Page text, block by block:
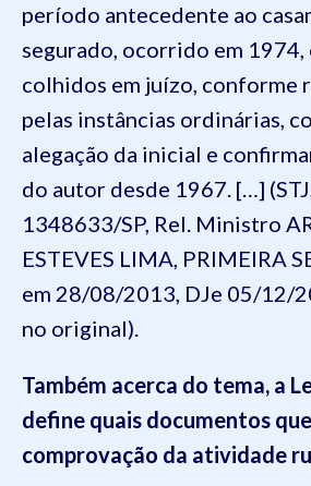
período antecedente ao
segurado, ocorrido em 1974,
colhidos em juízo, conforme
pelas instâncias ordinárias,
alegação da inicial e
do autor desde 1967. […]
1348633/SP, Rel. Ministro
ESTEVES LIMA, PRIMEIRA
em 28/08/2013, DJe 05/12/
no original).
Também acerca do tema, a
define quais documentos
comprovação da atividade